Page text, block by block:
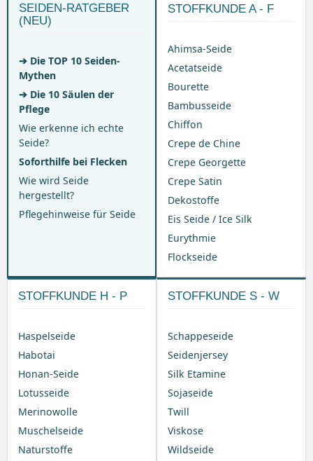
SEIDEN-RATGEBER
(NEU)
➔ Die TOP 10 Seiden-
Mythen
➔ Die 10 Säulen der
Pflege
Wie erkenne ich echte
Seide?
Soforthilfe bei Flecken
Wie wird Seide
hergestellt?
Pflegehinweise für Seide
STOFFKUNDE A - F
Ahimsa-Seide
Acetatseide
Bourette
Bambusseide
Chiffon
Crepe de Chine
Crepe Georgette
Crepe Satin
Dekostoffe
Eis Seide / Ice Silk
Eurythmie
Flockseide
STOFFKUNDE H - P
Haspelseide
Habotai
Honan-Seide
Lotusseide
Merinowolle
Muschelseide
Naturstoffe
STOFFKUNDE S - W
Schappeseide
Seidenjersey
Silk Etamine
Sojaseide
Twill
Viskose
Wildseide